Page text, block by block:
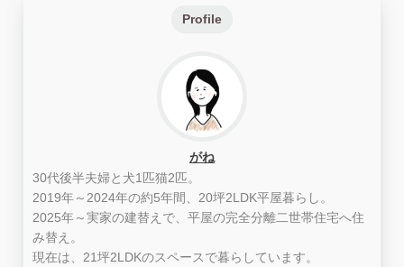
Profile
がね
30代後半夫婦と犬1匹猫2匹。
2019年～2024年の約5年間、20坪2LDK平屋暮らし。
2025年～実家の建替えで、平屋の完全分離二世帯住宅へ住
み替え。
現在は、21坪2LDKのスペースで暮らしています。